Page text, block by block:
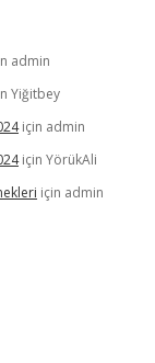
admin
Yiğitbey
için admin
için YörükAli
için admin